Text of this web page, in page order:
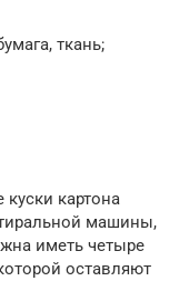
ткань;
картона
машины,
иметь четыре
оставляют